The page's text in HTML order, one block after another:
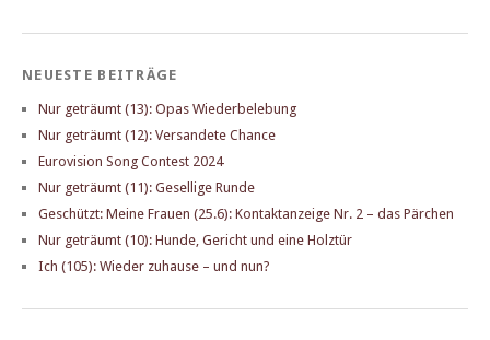
NEUESTE BEITRÄGE
Nur geträumt (13): Opas Wiederbelebung
Nur geträumt (12): Versandete Chance
Eurovision Song Contest 2024
Nur geträumt (11): Gesellige Runde
Geschützt: Meine Frauen (25.6): Kontaktanzeige Nr. 2 – das Pärchen
Nur geträumt (10): Hunde, Gericht und eine Holztür
Ich (105): Wieder zuhause – und nun?